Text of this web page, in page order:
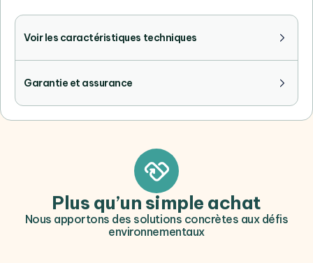
Voir les caractéristiques techniques
Garantie et assurance
Plus qu’un simple achat
Nous apportons des solutions concrètes aux défis
environnementaux